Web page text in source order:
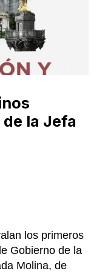
la Jefa
los primeros
Gobierno de la
Molina, de